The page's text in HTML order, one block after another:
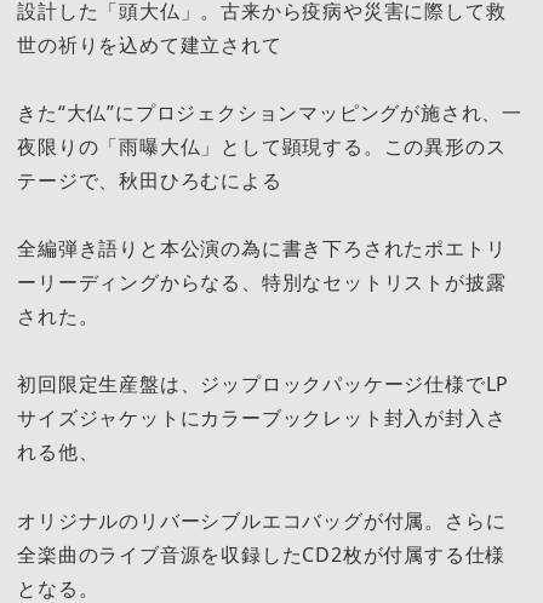
設計した「頭大仏」。古来から疫病や災害に際して救
世の祈りを込めて建立されて
きた“大仏”にプロジェクションマッピングが施され、一
夜限りの「雨曝大仏」として顕現する。この異形のス
テージで、秋田ひろむによる
全編弾き語りと本公演の為に書き下ろされたポエトリ
ーリーディングからなる、特別なセットリストが披露
された。
初回限定生産盤は、ジップロックパッケージ仕様でLP
サイズジャケットにカラーブックレット封入が封入さ
れる他、
オリジナルのリバーシブルエコバッグが付属。さらに
全楽曲のライブ音源を収録したCD2枚が付属する仕様
となる。